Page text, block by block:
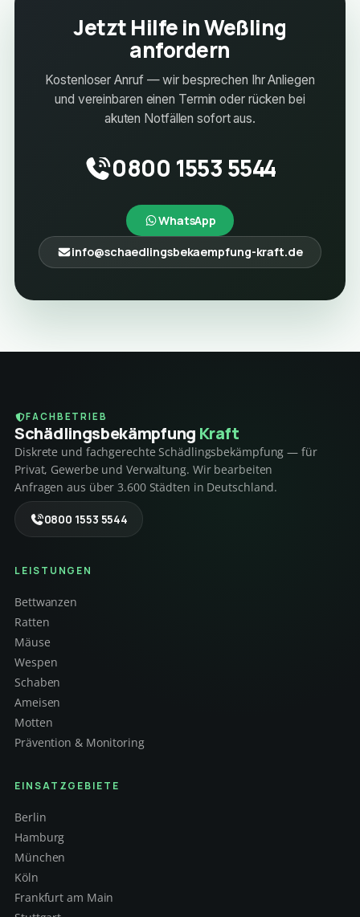
Jetzt Hilfe in Weßling
anfordern
Kostenloser Anruf — wir besprechen Ihr Anliegen
und vereinbaren einen Termin oder rücken bei
akuten Notfällen sofort aus.
0800 1553 5544
WhatsApp
info@schaedlingsbekaempfung-kraft.de
FACHBETRIEB
Schädlings­bekämpfung Kraft
Diskrete und fachgerechte Schädlingsbekämpfung — für
Privat, Gewerbe und Verwaltung. Wir bearbeiten
Anfragen aus über 3.600 Städten in Deutschland.
0800 1553 5544
LEISTUNGEN
Bettwanzen
Ratten
Mäuse
Wespen
Schaben
Ameisen
Motten
Prävention & Monitoring
EINSATZGEBIETE
Berlin
Hamburg
München
Köln
Frankfurt am Main